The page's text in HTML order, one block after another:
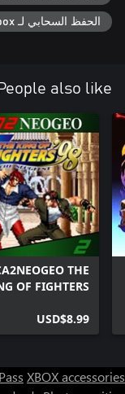
الحفظ السحابي لـ Xbox
People also like
THE
OF FIGHTERS
USD$8.99
XBOX accessories